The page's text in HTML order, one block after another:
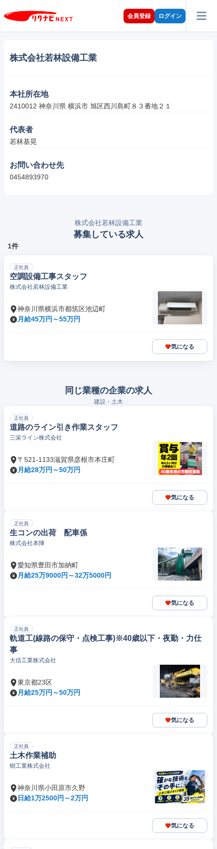
会員登録 ログイン
株式会社若林設備工業
本社所在地
2410012 神奈川県 横浜市 旭区西川島町８３番地２１
代表者
若林基晃
お問い合わせ先
0454893970
株式会社若林設備工業
募集している求人
1件
正社員
空調設備工事スタッフ
株式会社若林設備工業
神奈川県横浜市都筑区池辺町
月給45万円～55万円
気になる
同じ業種の企業の求人
建設・土木
正社員
道路のライン引き作業スタッフ
三栄ライン株式会社
〒521-1133滋賀県彦根市本庄町
月給28万円～50万円
気になる
正社員
生コンの出荷 配車係
株式会社本陣
愛知県豊田市加納町
月給25万9000円～32万5000円
気になる
正社員
軌道工(線路の保守・点検工事)※40歳以下・夜勤・力仕
事
大信工業株式会社
東京都23区
月給25万円～50万円
気になる
正社員
土木作業補助
樹工業株式会社
神奈川県小田原市久野
日給1万2500円～2万円
気になる